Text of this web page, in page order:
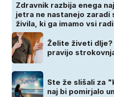
Zdravnik razbija enega
jetra ne nastanejo zaradi
živila, ki ga imamo vsi radi
Želite živeti
pravijo
Ste že slišali za
naj bi pomirjalo